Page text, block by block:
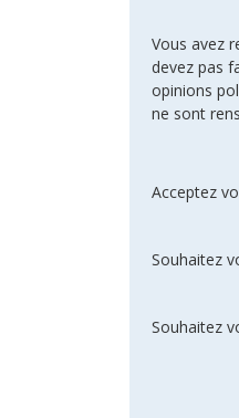
Vous avez
devez pas
opinions
ne sont
Acceptez
Souhaitez
Souhaitez